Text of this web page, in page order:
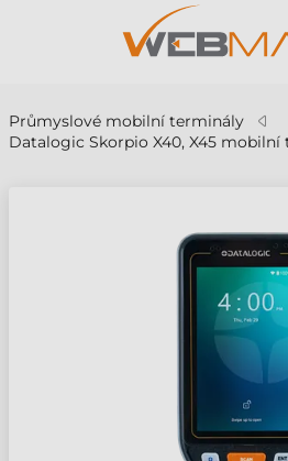
Průmyslové mobilní terminály
Datalogic Skorpio X40, X45 mobilní